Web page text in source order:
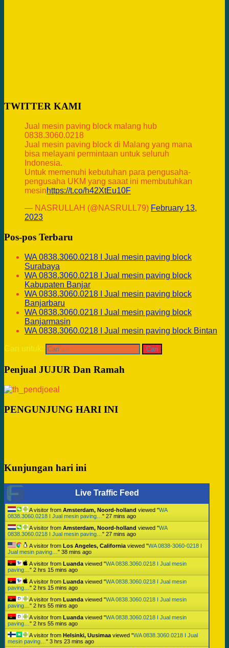
TWITTER KAMI
Jual mesin paving block malang hub
0838.3060.0218
Jual mesin paving block di Malang yang mana
bisa melayani permintaan untuk seluruh
Indonesia.
Untuk memenuhi kebutuhan para pengusaha-
pengusaha UKM yang saaat ini membutuhkan
mesinhttps://t.co/h42XtEu10F
— NASRULLAH (@NASRULL79) February 13,
2023
Pos-pos Terbaru
WA 0838.3060.0218 I Jual mesin paving block
Surabaya
WA 0838.3060.0218 I Jual mesin paving block
Kabupaten Banjar
WA 0838.3060.0218 I Jual mesin paving block
Banjarbaru
WA 0838.3060.0218 I Jual mesin paving block
Banjarmasin
WA 0838.3060.0218 I Jual mesin paving block Bintan
Cari untuk:
Penjual JUJUR Dan Ramah
PENGUNJUNG HARI INI
Kunjungan hari ini
Live Traffic Feed
A visitor from Amsterdam, Noord-holland viewed "WA
0838.3060.0218 I Jual mesin paving… " 27 mins ago
A visitor from Amsterdam, Noord-holland viewed "WA
0838.3060.0218 I Jual mesin paving… " 27 mins ago
A visitor from Los Angeles, California viewed "WA 0838-3060-0218 I
Jual mesin paving… " 38 mins ago
A visitor from Luanda viewed "WA 0838.3060.0218 I Jual mesin
paving… " 2 hrs 15 mins ago
A visitor from Luanda viewed "WA 0838.3060.0218 I Jual mesin
paving… " 2 hrs 15 mins ago
A visitor from Luanda viewed "WA 0838.3060.0218 I Jual mesin
paving… " 2 hrs 55 mins ago
A visitor from Luanda viewed "WA 0838.3060.0218 I Jual mesin
paving… " 2 hrs 55 mins ago
A visitor from Helsinki, Uusimaa viewed "WA 0838.3060.0218 I Jual
mesin paving… " 3 hrs 23 mins ago